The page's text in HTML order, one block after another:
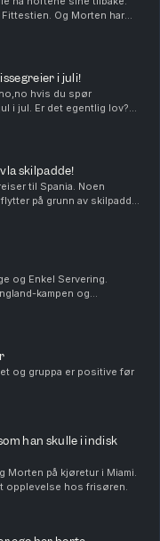
Og Morten har
Middagstips:
i juli!
hvis du spør
i jul. Er det egentlig lov?
egentlig at skal smake
skilpadde!
til Spania. Noen
på grunn av skilpadder.
og Enkel Servering.
kampen og
og gruppa er positive før
han skulle i indisk
Morten på kjøretur i Miami.
opplevelse hos frisøren.